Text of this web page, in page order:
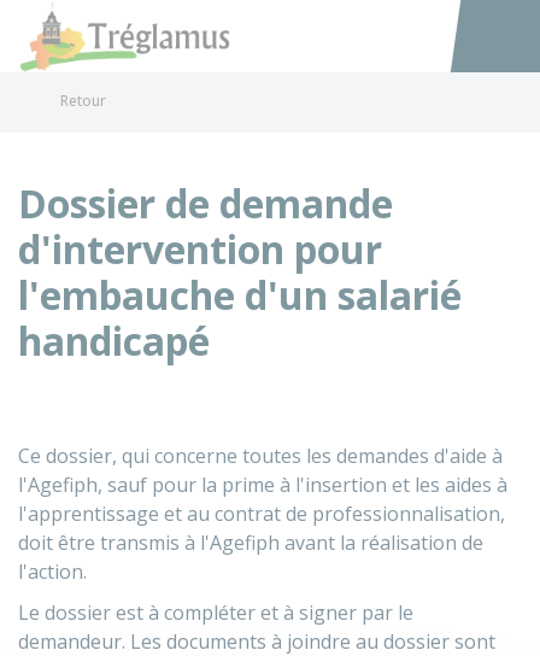
Accéder
Retour
Dossier de demande
d'intervention pour
l'embauche d'un salarié
handicapé
Ce dossier, qui concerne toutes les demandes d'aide à
l'Agefiph, sauf pour la prime à l'insertion et les aides à
l'apprentissage et au contrat de professionnalisation,
doit être transmis à l'Agefiph avant la réalisation de
l'action.
Le dossier est à compléter et à signer par le
demandeur. Les documents à joindre au dossier sont